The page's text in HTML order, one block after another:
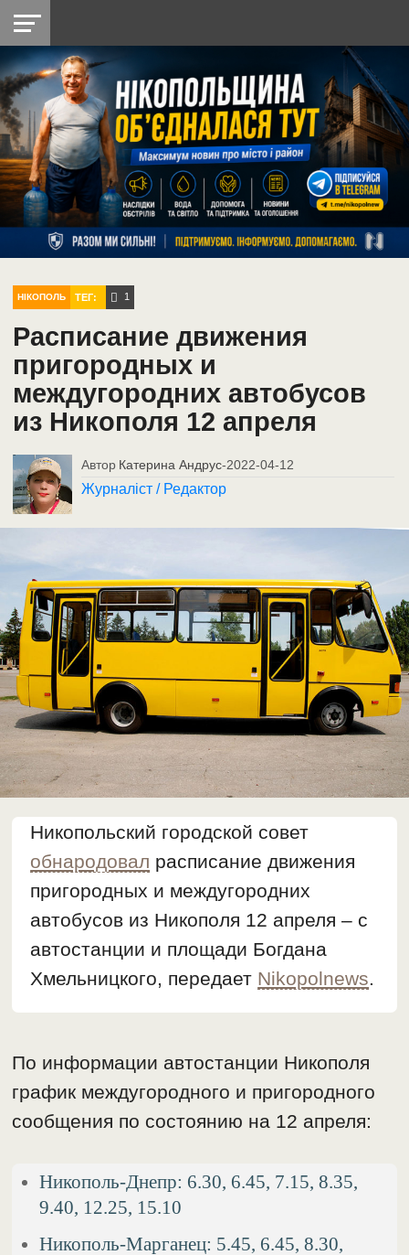
НІКОПОЛЬ
РАЙОН
СІЧЕСЛАВСЬКА
УКРАЇНА
РЕТРО
НІКОПОЛЬ
ЛАЙТ
УКРАЇНА
ДОПОМОГА
РАДІО
НІКОПОЛЬ ТЕГ: 1
Расписание движения
пригородных и
междугородних автобусов
из Никополя 12 апреля
Автор Катерина Андрус-2022-04-12
Журналіст / Редактор
Никопольский городской совет
обнародовал расписание движения
пригородных и междугородних
автобусов из Никополя 12 апреля – с
автостанции и площади Богдана
Хмельницкого, передает Nikopolnews.
По информации автостанции Никополя
график междугородного и пригородного
сообщения по состоянию на 12 апреля:
Никополь-Днепр: 6.30, 6.45, 7.15, 8.35,
9.40, 12.25, 15.10
Никополь-Марганец: 5.45, 6.45, 8.30,